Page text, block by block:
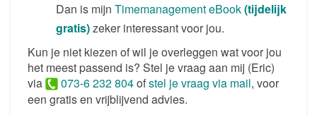
Dan is mijn Timemanagement eBook(tijdelijk
gratis)zeker interessant voor jou.
Kun je niet kiezen of wil je overleggen wat voor jou
het meest passend is? Stel je vraag aan mij (Eric)
via
073-6 232 804ofstel je vraag via mail, voor
een gratis en vrijblijvend advies.